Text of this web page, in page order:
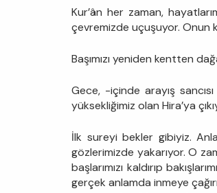
Kur’ân her zaman,
çevremizde uçuşuyor. Onun
Başımızı yeniden kentten
Gece, -içinde arayış
yüksekliğimiz olan Hira’ya
İlk sureyi bekler gibiyiz.
gözlerimizde yakarıyor. O
başlarımızı kaldırıp
gerçek anlamda inmeye